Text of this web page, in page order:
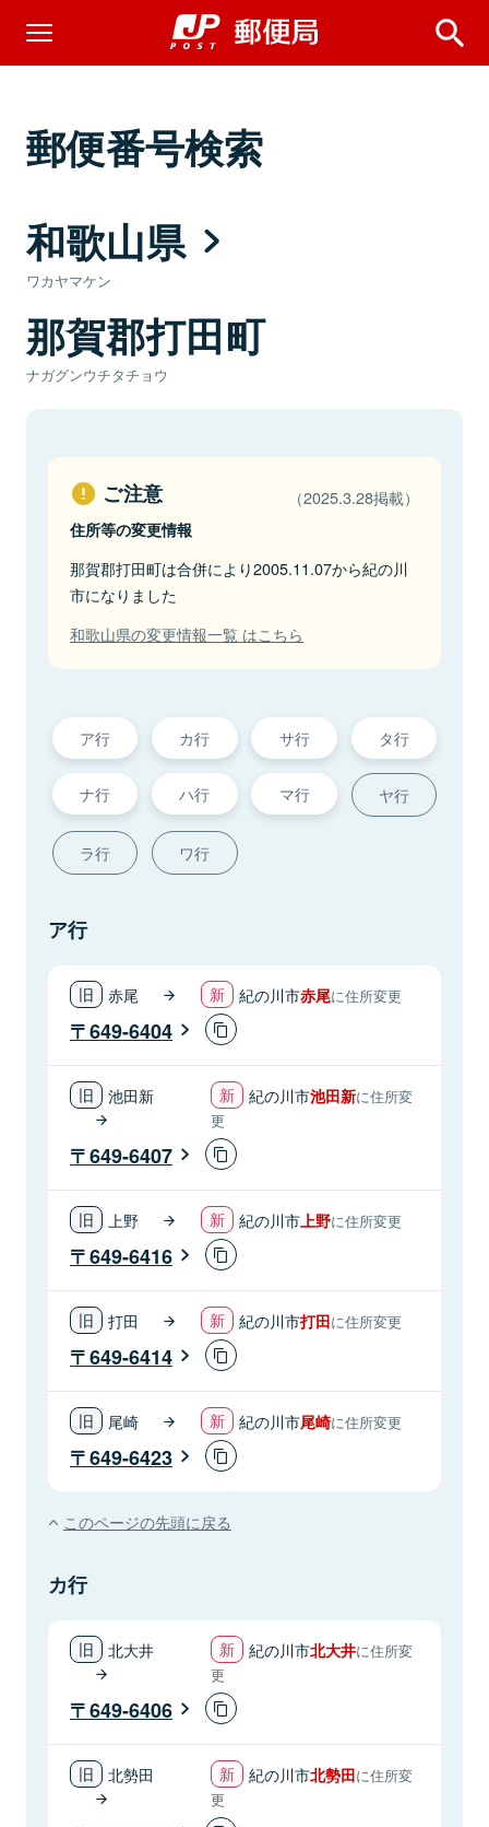
郵便番号検索
和歌山県
ワカヤマケン
那賀郡打田町
ナガグンウチタチョウ
ご注意 （2025.3.28掲載）
住所等の変更情報
那賀郡打田町は合併により2005.11.07から紀の川
市になりました
和歌山県の変更情報一覧 はこちら
ア行 カ行 サ行 タ行
ナ行 ハ行 マ行 ヤ行
ラ行 ワ行
ア行
赤尾 紀の川市赤尾に住所変更
649-6404
池田新 紀の川市池田新に住所変
更
649-6407
上野 紀の川市上野に住所変更
649-6416
打田 紀の川市打田に住所変更
649-6414
尾崎 紀の川市尾崎に住所変更
649-6423
このページの先頭に戻る
カ行
北大井 紀の川市北大井に住所変
更
649-6406
北勢田 紀の川市北勢田に住所変
更